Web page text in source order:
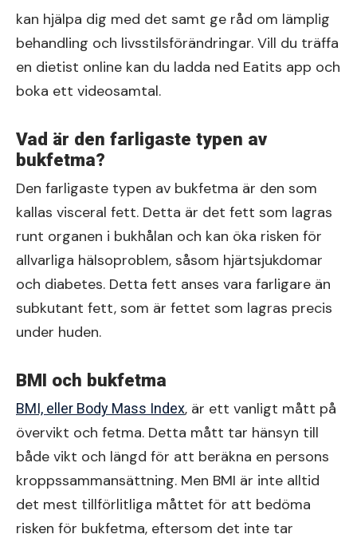
kan hjälpa dig med det samt ge råd om lämplig
behandling och livsstilsförändringar. Vill du träffa
en dietist online kan du ladda ned Eatits app och
boka ett videosamtal.
Vad är den farligaste typen av
bukfetma?
Den farligaste typen av bukfetma är den som
kallas visceral fett. Detta är det fett som lagras
runt organen i bukhålan och kan öka risken för
allvarliga hälsoproblem, såsom hjärtsjukdomar
och diabetes. Detta fett anses vara farligare än
subkutant fett, som är fettet som lagras precis
under huden.
BMI och bukfetma
BMI, eller Body Mass Index, är ett vanligt mått på
övervikt och fetma. Detta mått tar hänsyn till
både vikt och längd för att beräkna en persons
kroppssammansättning. Men BMI är inte alltid
det mest tillförlitliga måttet för att bedöma
risken för bukfetma, eftersom det inte tar